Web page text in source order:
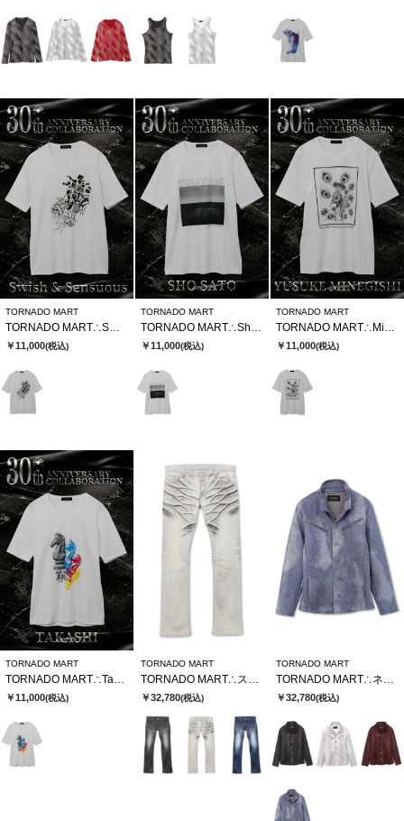
TORNADO MART
￥11,000(税込)
TORNADO MART
￥11,000(税込)
TORNADO MART
￥11,000(税込)
TORNADO MART
TORNADO MART∴TakashixTMコラボTシャツ
￥11,000(税込)
TORNADO MART
TORNADO MART∴ストロングダークダイシューカットデニム
￥32,780(税込)
TORNADO MART
TORNADO MART∴ネオシャツブルゾン
￥32,780(税込)